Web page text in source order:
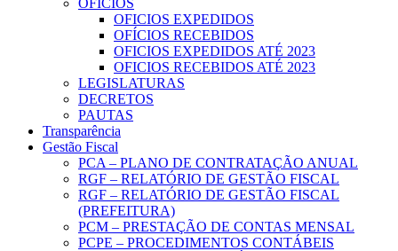
OFICIOS
OFICIOS EXPEDIDOS
OFÍCIOS RECEBIDOS
OFICIOS EXPEDIDOS ATÉ 2023
OFICIOS RECEBIDOS ATÉ 2023
LEGISLATURAS
DECRETOS
PAUTAS
Transparência
Gestão Fiscal
PCA – PLANO DE CONTRATAÇÃO ANUAL
RGF – RELATÓRIO DE GESTÃO FISCAL
RGF – RELATÓRIO DE GESTÃO FISCAL
(PREFEITURA)
PCM – PRESTAÇÃO DE CONTAS MENSAL
PCPE – PROCEDIMENTOS CONTÁBEIS